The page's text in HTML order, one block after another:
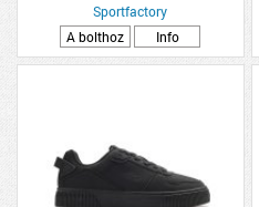
Sportfactory
A bolthoz
Info